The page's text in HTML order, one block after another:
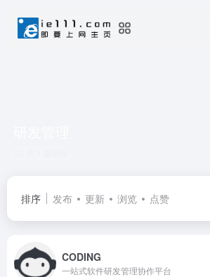
排序 发布 更新 浏览 点赞
CODING
一站式软件研发管理协作平台